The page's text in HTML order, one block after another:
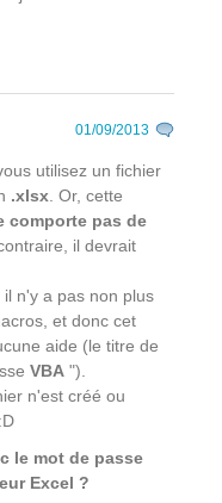
01/09/2013
utilisez un fichier
.xlsx . Or, cette
comporte pas de
il devrait
n'y a pas non plus
et donc cet
aide (le titre de
VBA ").
n'est créé ou
le mot de passe
Excel ?